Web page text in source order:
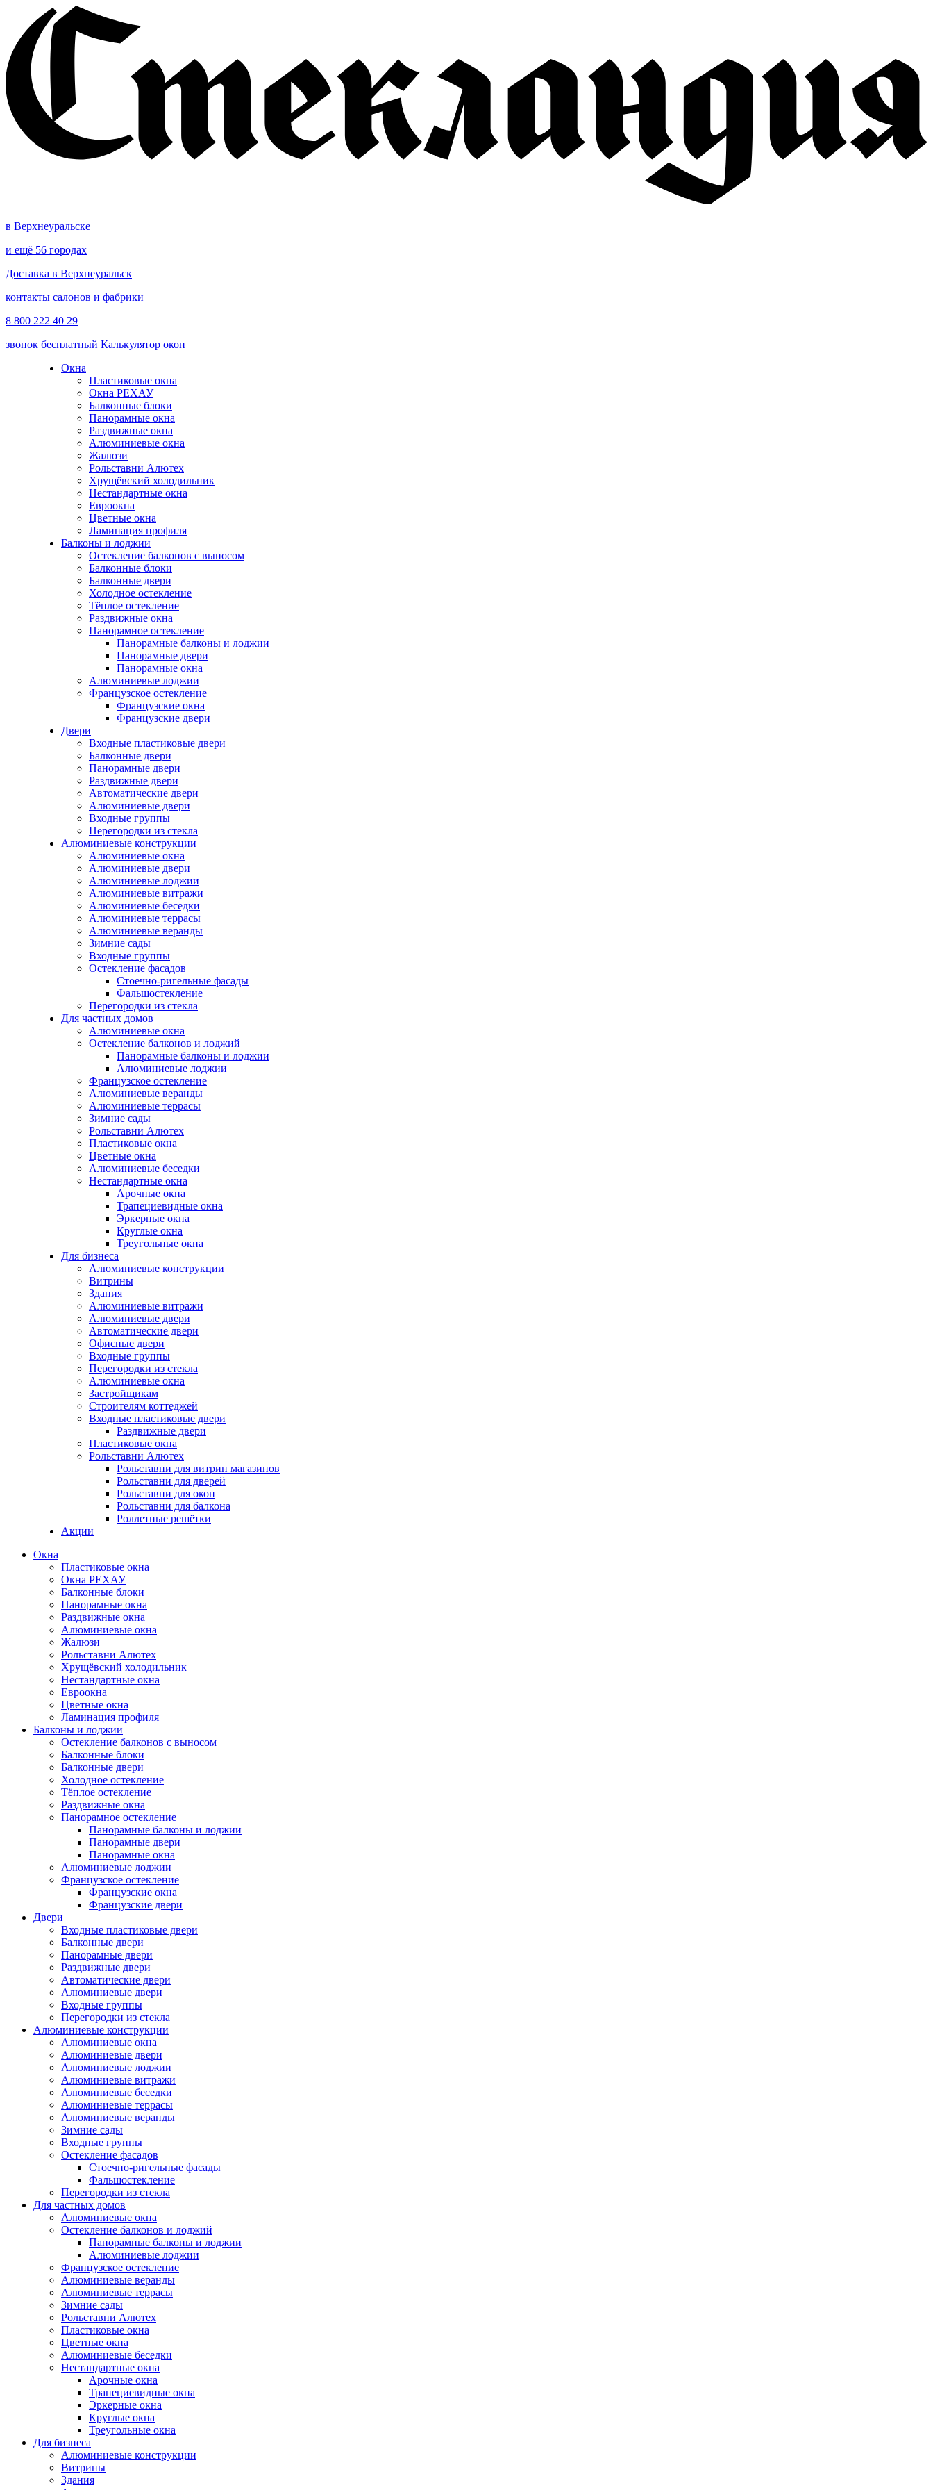
в Верхнеуральске
и ещё 56 городах
Доставка в Верхнеуральск
контакты салонов и фабрики
8 800 222 40 29
звонок бесплатный Калькулятор окон
Окна
Пластиковые окна
Окна РЕХАУ
Балконные блоки
Панорамные окна
Раздвижные окна
Алюминиевые окна
Жалюзи
Рольставни Алютех
Хрущёвский холодильник
Нестандартные окна
Евроокна
Цветные окна
Ламинация профиля
Балконы и лоджии
Остекление балконов с выносом
Балконные блоки
Балконные двери
Холодное остекление
Тёплое остекление
Раздвижные окна
Панорамное остекление
Панорамные балконы и лоджии
Панорамные двери
Панорамные окна
Алюминиевые лоджии
Французское остекление
Французские окна
Французские двери
Двери
Входные пластиковые двери
Балконные двери
Панорамные двери
Раздвижные двери
Автоматические двери
Алюминиевые двери
Входные группы
Перегородки из стекла
Алюминиевые конструкции
Алюминиевые окна
Алюминиевые двери
Алюминиевые лоджии
Алюминиевые витражи
Алюминиевые беседки
Алюминиевые террасы
Алюминиевые веранды
Зимние сады
Входные группы
Остекление фасадов
Стоечно-ригельные фасады
Фальшостекление
Перегородки из стекла
Для частных домов
Алюминиевые окна
Остекление балконов и лоджий
Панорамные балконы и лоджии
Алюминиевые лоджии
Французское остекление
Алюминиевые веранды
Алюминиевые террасы
Зимние сады
Рольставни Алютех
Пластиковые окна
Цветные окна
Алюминиевые беседки
Нестандартные окна
Арочные окна
Трапециевидные окна
Эркерные окна
Круглые окна
Треугольные окна
Для бизнеса
Алюминиевые конструкции
Витрины
Здания
Алюминиевые витражи
Алюминиевые двери
Автоматические двери
Офисные двери
Входные группы
Перегородки из стекла
Алюминиевые окна
Застройщикам
Строителям коттеджей
Входные пластиковые двери
Раздвижные двери
Пластиковые окна
Рольставни Алютех
Рольставни для витрин магазинов
Рольставни для дверей
Рольставни для окон
Рольставни для балкона
Роллетные решётки
Акции
Окна
Пластиковые окна
Окна РЕХАУ
Балконные блоки
Панорамные окна
Раздвижные окна
Алюминиевые окна
Жалюзи
Рольставни Алютех
Хрущёвский холодильник
Нестандартные окна
Евроокна
Цветные окна
Ламинация профиля
Балконы и лоджии
Остекление балконов с выносом
Балконные блоки
Балконные двери
Холодное остекление
Тёплое остекление
Раздвижные окна
Панорамное остекление
Панорамные балконы и лоджии
Панорамные двери
Панорамные окна
Алюминиевые лоджии
Французское остекление
Французские окна
Французские двери
Двери
Входные пластиковые двери
Балконные двери
Панорамные двери
Раздвижные двери
Автоматические двери
Алюминиевые двери
Входные группы
Перегородки из стекла
Алюминиевые конструкции
Алюминиевые окна
Алюминиевые двери
Алюминиевые лоджии
Алюминиевые витражи
Алюминиевые беседки
Алюминиевые террасы
Алюминиевые веранды
Зимние сады
Входные группы
Остекление фасадов
Стоечно-ригельные фасады
Фальшостекление
Перегородки из стекла
Для частных домов
Алюминиевые окна
Остекление балконов и лоджий
Панорамные балконы и лоджии
Алюминиевые лоджии
Французское остекление
Алюминиевые веранды
Алюминиевые террасы
Зимние сады
Рольставни Алютех
Пластиковые окна
Цветные окна
Алюминиевые беседки
Нестандартные окна
Арочные окна
Трапециевидные окна
Эркерные окна
Круглые окна
Треугольные окна
Для бизнеса
Алюминиевые конструкции
Витрины
Здания